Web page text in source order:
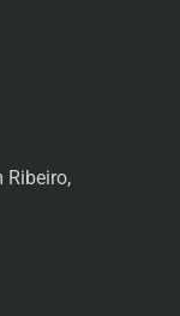
Ribeiro,